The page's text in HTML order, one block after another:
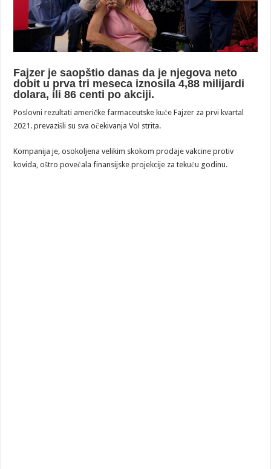
Fajzer je saopštio danas da je njegova neto
dobit u prva tri meseca iznosila 4,88 milijardi
dolara, ili 86 centi po akciji.
Poslovni rezultati američke farmaceutske kuće Fajzer za prvi kvartal
2021. prevazišli su sva očekivanja Vol strita.
Kompanija je, osokoljena velikim skokom prodaje vakcine protiv
kovida, oštro povećala finansijske projekcije za tekuću godinu.